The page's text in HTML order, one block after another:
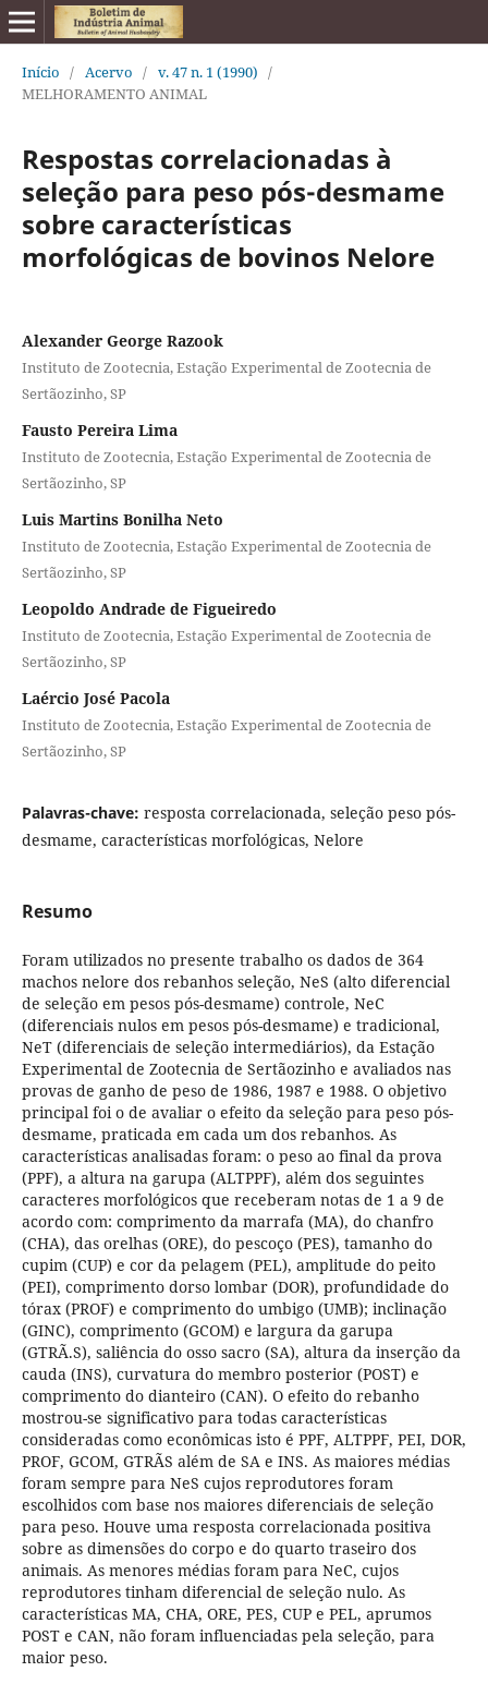
Início / Acervo / v. 47 n. 1 (1990) /
MELHORAMENTO ANIMAL
Respostas correlacionadas à
seleção para peso pós-desmame
sobre características
morfológicas de bovinos Nelore
Alexander George Razook
Instituto de Zootecnia, Estação Experimental de Zootecnia de
Sertãozinho, SP
Fausto Pereira Lima
Instituto de Zootecnia, Estação Experimental de Zootecnia de
Sertãozinho, SP
Luis Martins Bonilha Neto
Instituto de Zootecnia, Estação Experimental de Zootecnia de
Sertãozinho, SP
Leopoldo Andrade de Figueiredo
Instituto de Zootecnia, Estação Experimental de Zootecnia de
Sertãozinho, SP
Laércio José Pacola
Instituto de Zootecnia, Estação Experimental de Zootecnia de
Sertãozinho, SP
Palavras-chave: resposta correlacionada, seleção peso pós-
desmame, características morfológicas, Nelore
Resumo
Foram utilizados no presente trabalho os dados de 364
machos nelore dos rebanhos seleção, NeS (alto diferencial
de seleção em pesos pós-desmame) controle, NeC
(diferenciais nulos em pesos pós-desmame) e tradicional,
NeT (diferenciais de seleção intermediários), da Estação
Experimental de Zootecnia de Sertãozinho e avaliados nas
provas de ganho de peso de 1986, 1987 e 1988. O objetivo
principal foi o de avaliar o efeito da seleção para peso pós-
desmame, praticada em cada um dos rebanhos. As
características analisadas foram: o peso ao final da prova
(PPF), a altura na garupa (ALTPPF), além dos seguintes
caracteres morfológicos que receberam notas de 1 a 9 de
acordo com: comprimento da marrafa (MA), do chanfro
(CHA), das orelhas (ORE), do pescoço (PES), tamanho do
cupim (CUP) e cor da pelagem (PEL), amplitude do peito
(PEI), comprimento dorso lombar (DOR), profundidade do
tórax (PROF) e comprimento do umbigo (UMB); inclinação
(GINC), comprimento (GCOM) e largura da garupa
(GTRÃ.S), saliência do osso sacro (SA), altura da inserção da
cauda (INS), curvatura do membro posterior (POST) e
comprimento do dianteiro (CAN). O efeito do rebanho
mostrou-se significativo para todas características
consideradas como econômicas isto é PPF, ALTPPF, PEI, DOR,
PROF, GCOM, GTRÃS além de SA e INS. As maiores médias
foram sempre para NeS cujos reprodutores foram
escolhidos com base nos maiores diferenciais de seleção
para peso. Houve uma resposta correlacionada positiva
sobre as dimensões do corpo e do quarto traseiro dos
animais. As menores médias foram para NeC, cujos
reprodutores tinham diferencial de seleção nulo. As
características MA, CHA, ORE, PES, CUP e PEL, aprumos
POST e CAN, não foram influenciadas pela seleção, para
maior peso.